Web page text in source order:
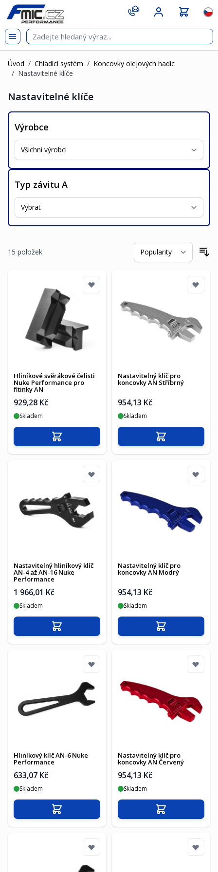
Přejít na obsah
git s
Úvod / Chladící systém / Koncovky olejových hadic
/ Nastavitelné klíče
Nastavitelné klíče
Výrobce
Typ závitu A
15 položek
Hliníkové svěrákové čelisti
Nuke Performance pro
fitinky AN
929,28 Kč
Skladem
Přidat do košíku
Nastavitelný klíč pro
koncovky AN Stříbrný
954,13 Kč
Skladem
Přidat do košíku
Nastavitelný hliníkový klíč
AN-4 až AN-16 Nuke
Performance
1 966,01 Kč
Skladem
Přidat do košíku
Nastavitelný klíč pro
koncovky AN Modrý
954,13 Kč
Skladem
Přidat do košíku
Hliníkový klíč AN-6 Nuke
Performance
633,07 Kč
Skladem
Přidat do košíku
Nastavitelný klíč pro
koncovky AN Červený
954,13 Kč
Skladem
Přidat do košíku